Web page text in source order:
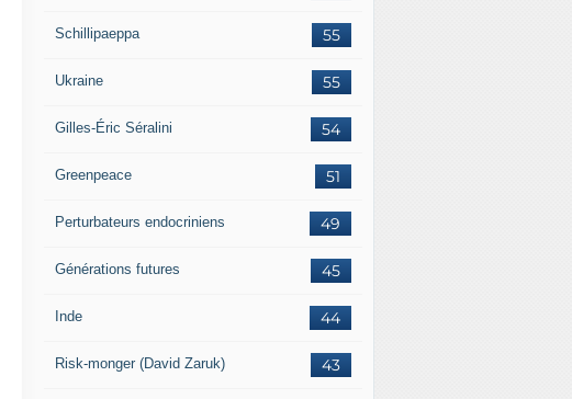
55
Schillipaeppa
55
Ukraine
54
Gilles-Éric Séralini
51
Greenpeace
49
Perturbateurs endocriniens
45
Générations futures
44
Inde
43
Risk-monger (David Zaruk)